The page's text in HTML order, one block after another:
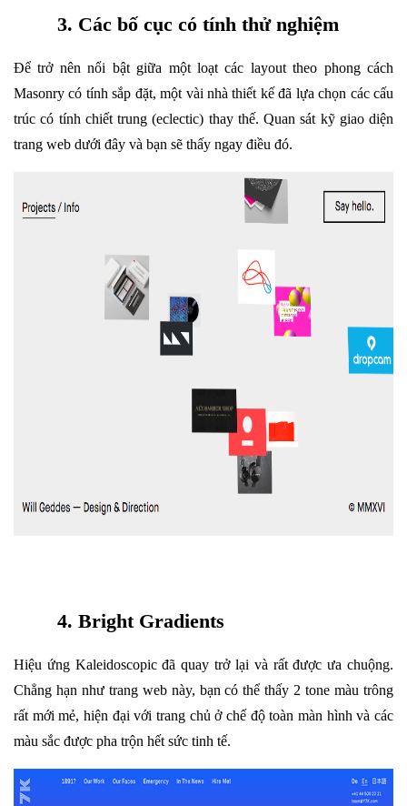
3. Các bố cục có tính thử nghiệm
Để trở nên nổi bật giữa một loạt các layout theo phong cách
Masonry có tính sắp đặt, một vài nhà thiết kế đã lựa chọn các cấu
trúc có tính chiết trung (eclectic) thay thế. Quan sát kỹ giao diện
trang web dưới đây và bạn sẽ thấy ngay điều đó.
4. Bright Gradients
Hiệu ứng Kaleidoscopic đã quay trở lại và rất được ưa chuộng.
Chẳng hạn như trang web này, bạn có thể thấy 2 tone màu trông
rất mới mẻ, hiện đại với trang chủ ở chế độ toàn màn hình và các
màu sắc được pha trộn hết sức tinh tế.